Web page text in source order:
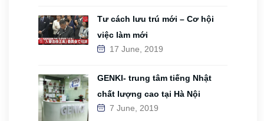
Tư cách lưu trú mới – Cơ hội
việc làm mới
17 June, 2019
GENKI- trung tâm tiếng Nhật
chất lượng cao tại Hà Nội
7 June, 2019